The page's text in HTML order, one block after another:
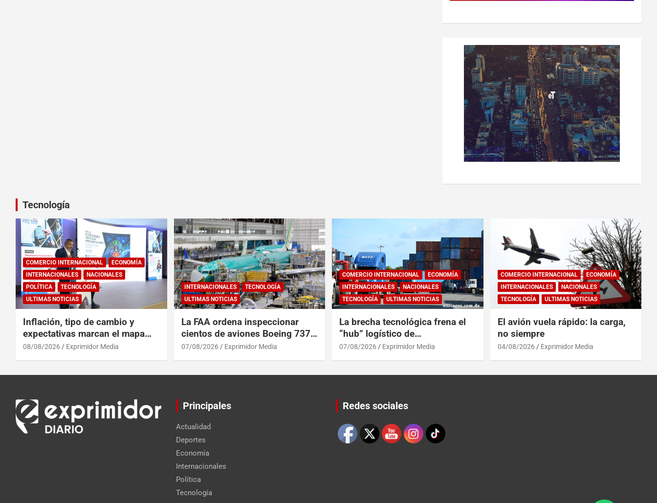
Tecnología
COMERCIO INTERNACIONAL
ECONOMÍA
INTERNACIONALES
NACIONALES
POLÍTICA
TECNOLOGÍA
ULTIMAS NOTICIAS
Inflación, tipo de cambio y
expectativas marcan el mapa
del riesgo financiero
08/08/2026 Exprimidor Media
INTERNACIONALES
TECNOLOGÍA
ULTIMAS NOTICIAS
La FAA ordena inspeccionar
cientos de aviones Boeing 737
Max por posibles grietas
07/08/2026 Exprimidor Media
COMERCIO INTERNACIONAL
ECONOMÍA
INTERNACIONALES
NACIONALES
TECNOLOGÍA
ULTIMAS NOTICIAS
La brecha tecnológica frena el
“hub” logístico de
Centroamérica y RD
07/08/2026 Exprimidor Media
COMERCIO INTERNACIONAL
ECONOMÍA
INTERNACIONALES
NACIONALES
TECNOLOGÍA
ULTIMAS NOTICIAS
El avión vuela rápido: la carga,
no siempre
04/08/2026 Exprimidor Media
Principales
Actualidad
Deportes
Economía
Internacionales
Política
Tecnología
Redes sociales
Set Youtube Channel ID